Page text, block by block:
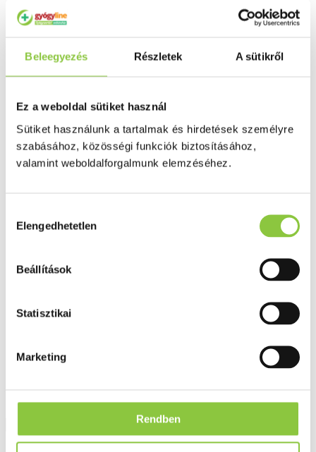
Beleegyezés Részletek A sütikről
Ez a weboldal sütiket használ
Sütiket használunk a tartalmak és hirdetések személyre
szabásához, közösségi funkciók biztosításához,
valamint weboldalforgalmunk elemzéséhez.
kiválasztása
Elengedhetetlen
Beállítások
Statisztikai
Marketing
Rendben
Húgyutak
Inkontinencia
Prosztata
Potencia
Szív és érrrendszer
Aranyér
Fog és szájápolás
Tápszer